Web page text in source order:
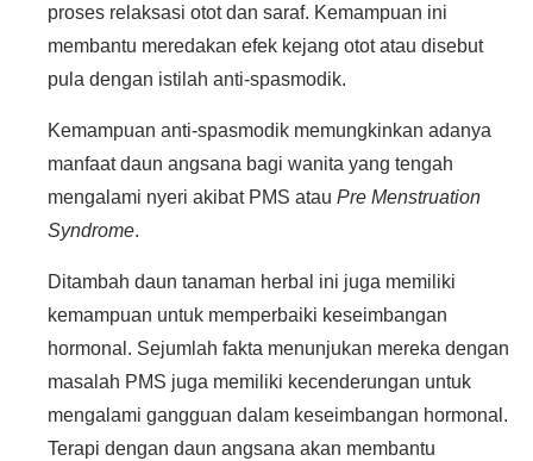
proses relaksasi otot dan saraf. Kemampuan ini
membantu meredakan efek kejang otot atau disebut
pula dengan istilah anti-spasmodik.
Kemampuan anti-spasmodik memungkinkan adanya
manfaat daun angsana bagi wanita yang tengah
mengalami nyeri akibat PMS atau Pre Menstruation
Syndrome.
Ditambah daun tanaman herbal ini juga memiliki
kemampuan untuk memperbaiki keseimbangan
hormonal. Sejumlah fakta menunjukan mereka dengan
masalah PMS juga memiliki kecenderungan untuk
mengalami gangguan dalam keseimbangan hormonal.
Terapi dengan daun angsana akan membantu